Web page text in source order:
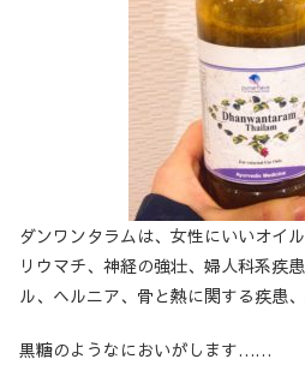
ダンワンタラムは、女性にいいオイ
リウマチ、神経の強壮、婦人科系疾
ル、ヘルニア、骨と熱に関する疾患
黒糖のようなにおいがします……